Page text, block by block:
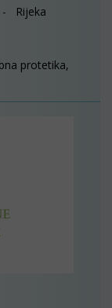
- Rijeka
protetika,